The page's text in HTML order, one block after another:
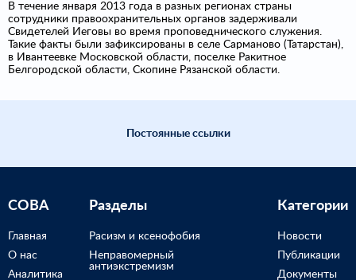
В течение января 2013 года в разных регионах страны
сотрудники правоохранительных органов задерживали
Свидетелей Иеговы во время проповеднического служения.
Такие факты были зафиксированы в селе Сарманово (Татарстан),
в Ивантеевке Московской области, поселке Ракитное
Белгородской области, Скопине Рязанской области.
Постоянные ссылки
СОВА
Главная
О нас
Аналитика
Разделы
Расизм и ксенофобия
Неправомерный
антиэкстремизм
Категории
Новости
Публикации
Документы